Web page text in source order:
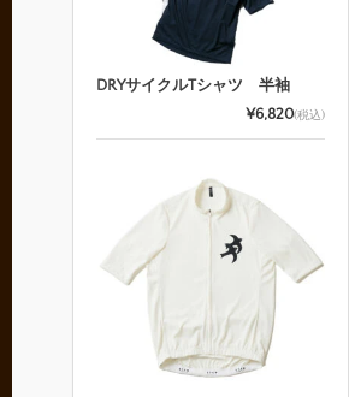
DRYサイクルTシャツ 半袖
¥6,820(税込)